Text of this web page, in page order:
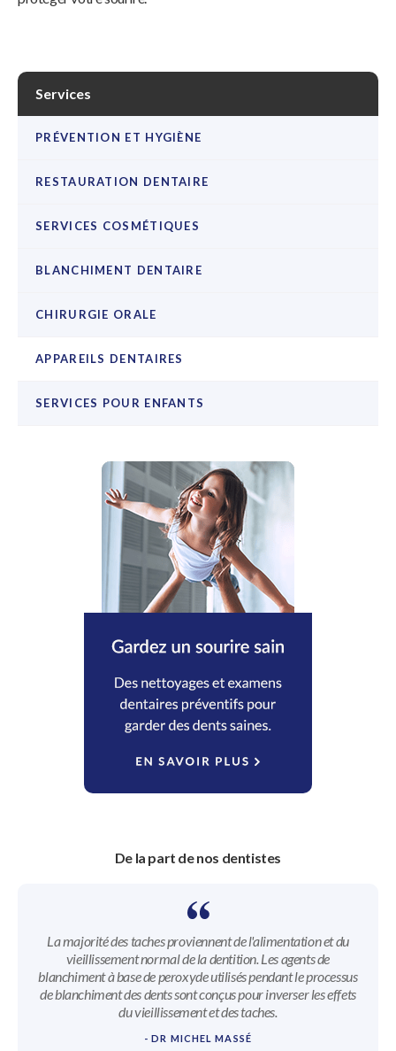
Services
PRÉVENTION ET HYGIÈNE
RESTAURATION DENTAIRE
SERVICES COSMÉTIQUES
BLANCHIMENT DENTAIRE
CHIRURGIE ORALE
APPAREILS DENTAIRES
SERVICES POUR ENFANTS
De la part de nos dentistes
La majorité des taches proviennent de l'alimentation et du
vieillissement normal de la dentition. Les agents de
blanchiment à base de peroxyde utilisés pendant le processus
de blanchiment des dents sont conçus pour inverser les effets
du vieillissement et des taches.
- DR MICHEL MASSÉ